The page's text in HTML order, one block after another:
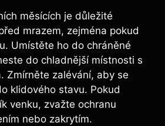
měsících je důležité
mrazem, zejména pokud
Umístěte ho do chráněné
do chladnější místnosti s
Zmírněte zalévání, aby se
klidového stavu. Pokud
venku, zvažte ochranu
nebo zakrytím.